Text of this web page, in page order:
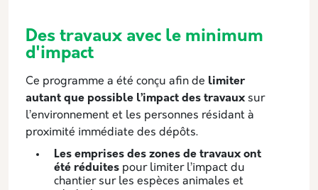
Des travaux avec le minimum
d'impact
Ce programme a été conçu afin de limiter
autant que possible l’impact des travaux sur
l’environnement et les personnes résidant à
proximité immédiate des dépôts.
Les emprises des zones de travaux ont
été réduites pour limiter l’impact du
chantier sur les espèces animales et